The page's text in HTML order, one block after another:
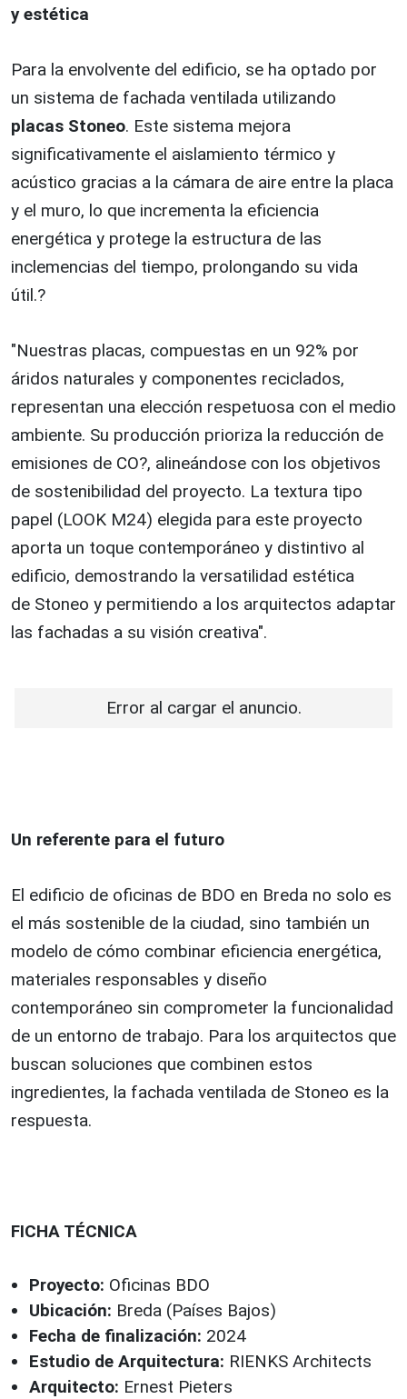
y estética
Para la envolvente del edificio, se ha optado por
un sistema de fachada ventilada utilizando
placas Stoneo. Este sistema mejora
significativamente el aislamiento térmico y
acústico gracias a la cámara de aire entre la placa
y el muro, lo que incrementa la eficiencia
energética y protege la estructura de las
inclemencias del tiempo, prolongando su vida
útil.?
"Nuestras placas, compuestas en un 92% por
áridos naturales y componentes reciclados,
representan una elección respetuosa con el medio
ambiente. Su producción prioriza la reducción de
emisiones de CO?, alineándose con los objetivos
de sostenibilidad del proyecto. La textura tipo
papel (LOOK M24) elegida para este proyecto
aporta un toque contemporáneo y distintivo al
edificio, demostrando la versatilidad estética
de Stoneo y permitiendo a los arquitectos adaptar
las fachadas a su visión creativa".
Error al cargar el anuncio.
Un referente para el futuro
El edificio de oficinas de BDO en Breda no solo es
el más sostenible de la ciudad, sino también un
modelo de cómo combinar eficiencia energética,
materiales responsables y diseño
contemporáneo sin comprometer la funcionalidad
de un entorno de trabajo. Para los arquitectos que
buscan soluciones que combinen estos
ingredientes, la fachada ventilada de Stoneo es la
respuesta.
FICHA TÉCNICA
Proyecto: Oficinas BDO
Ubicación: Breda (Países Bajos)
Fecha de finalización: 2024
Estudio de Arquitectura: RIENKS Architects
Arquitecto: Ernest Pieters